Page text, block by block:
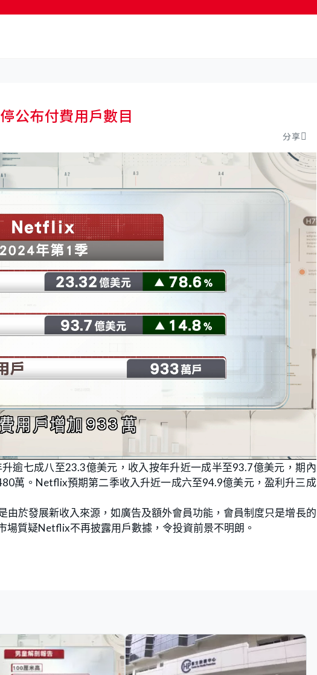
公布付費用戶數目
分享
逾七成八至23.3億美元，收入按年升近一成半至93.7億美元，期內
萬。Netflix預期第二季收入升近一成六至94.9億美元，盈利升三成
於發展新收入來源，如廣告及額外會員功能，會員制度只是增長的
質疑Netflix不再披露用戶數據，令投資前景不明朗。